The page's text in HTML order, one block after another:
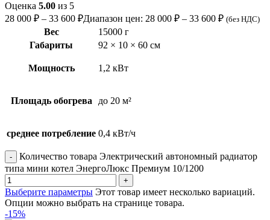
Оценка 5.00 из 5
28 000 ₽ – 33 600 ₽Диапазон цен: 28 000 ₽ – 33 600 ₽ (без НДС)
Вес
15000 г
Габариты
92 × 10 × 60 см
Мощность 1,2 кВт
Площадь обогрева до 20 м²
среднее потребление 0,4 кВт/ч
Количество товара Электрический автономный радиатор
типа мини котел ЭнергоЛюкс Премиум 10/1200
Выберите параметры Этот товар имеет несколько вариаций.
Опции можно выбрать на странице товара.
-15%